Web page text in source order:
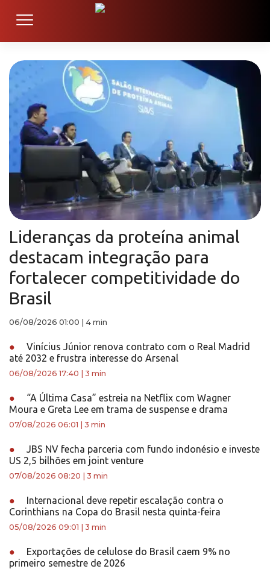
Lideranças da proteína animal
destacam integração para
fortalecer competitividade do
Brasil
06/08/2026 01:00 4 min
●
Vinícius Júnior renova contrato com o Real Madrid
até 2032 e frustra interesse do Arsenal
06/08/2026 17:40 3 min
●
“A Última Casa” estreia na Netflix com Wagner
Moura e Greta Lee em trama de suspense e drama
07/08/2026 06:01 3 min
●
JBS NV fecha parceria com fundo indonésio e investe
US 2,5 bilhões em joint venture
07/08/2026 08:20 3 min
●
Internacional deve repetir escalação contra o
Corinthians na Copa do Brasil nesta quinta-feira
05/08/2026 09:01 3 min
●
Exportações de celulose do Brasil caem 9% no
primeiro semestre de 2026